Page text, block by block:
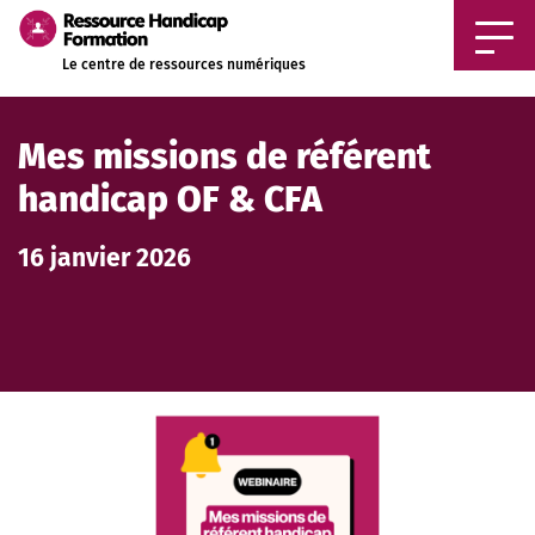
Le centre de ressources numériques
Mes missions de référent
handicap OF & CFA
16 janvier 2026